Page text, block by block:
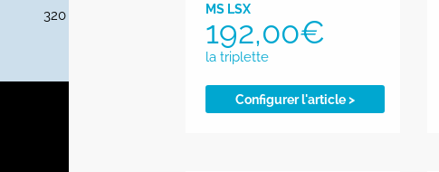
MS LSX
192,00€
Configurer l'article >